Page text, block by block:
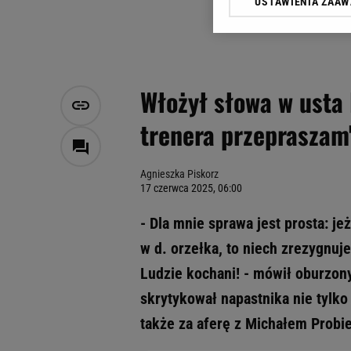
Włożył słowa w
trenera
Agnieszka Piskorz
17 czerwca 2025, 06:00
- Dla mnie sprawa jest prosta:
w d. orzełka, to niech
Ludzie kochani! - mówił
skrytykował napastnika nie
także za aferę z Michałem
Klikając „Akceptuję”
Zaufanych Partnerów i
My, nasi Zaufani
Użycie dokładnych
Przechowywanie